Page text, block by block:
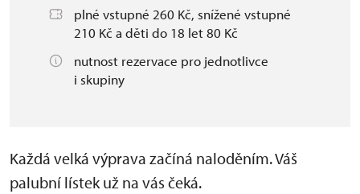
plné vstupné 260 Kč, snížené vstupné
210 Kč a děti do 18 let 80 Kč
nutnost rezervace pro jednotlivce
i skupiny
Každá velká výprava začíná naloděním. Váš
palubní lístek už na vás čeká.